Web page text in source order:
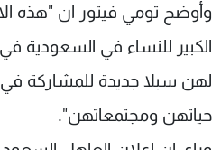
وأوضح تومي فيتور ان "هذه
الكبير للنساء في
لهن سبلا جديدة للمشاركة في
حياتهن ومجتمعاتهن".